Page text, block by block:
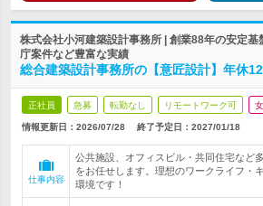
株式会社小河建築設計事務所 | 創業88年の安定
庁案件など豊富な実績
総合建築設計事務所の【意匠設計】年休
正社員 急募 転勤なし リモートワーク可
情報更新日：2026/07/28 終了予定日： 2027/01/18
仕事内容
公共施設、オフィスビル・共同住宅など
をお任せします。理想のワークライフ・
環境です！